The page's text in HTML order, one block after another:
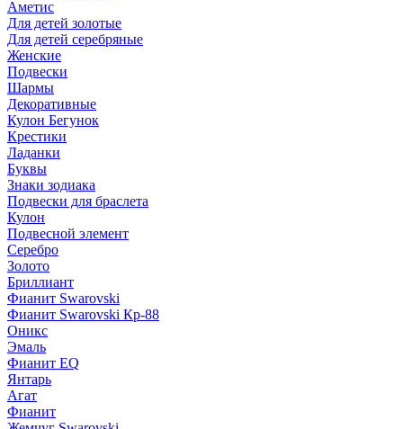
Аметис
Для детей золотые
Для детей серебряные
Женские
Подвески
Шармы
Декоративные
Кулон Бегунок
Крестики
Ладанки
Буквы
Знаки зодиака
Подвески для браслета
Кулон
Подвесной элемент
Серебро
Золото
Бриллиант
Фианит Swarovski
Фианит Swarovski Кр-88
Оникс
Эмаль
Фианит EQ
Янтарь
Агат
Фианит